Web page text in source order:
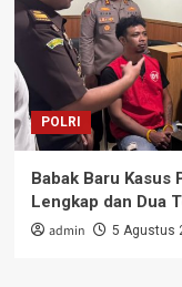
POLRI
Babak Baru Kasus
Lengkap dan Dua
admin 5 Agustus